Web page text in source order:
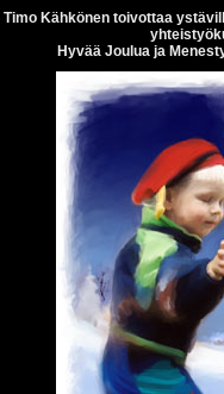
Timo Kähkönen toivottaa
Hyvää Joulua ja